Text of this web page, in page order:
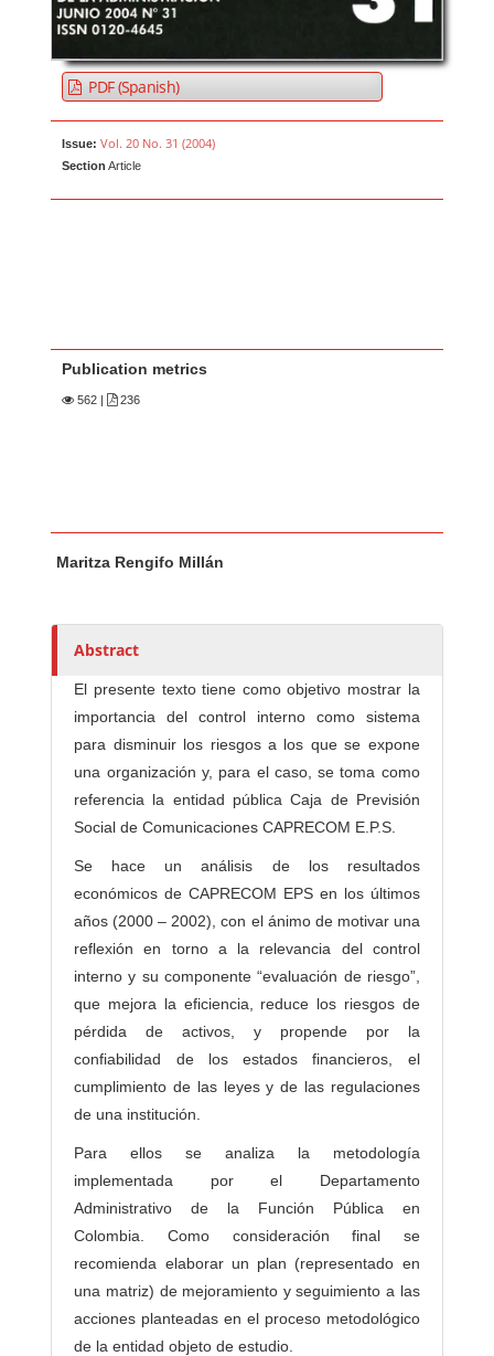
PDF (Spanish)
Issue: Vol. 20 No. 31 (2004)
Section Article
Publication metrics
562 | 236
u
h
r
Maritza Rengifo Millán
Abstract
El presente texto tiene como objetivo mostrar la
importancia del control interno como sistema
para disminuir los riesgos a los que se expone
una organización y, para el caso, se toma como
referencia la entidad pública Caja de Previsión
Social de Comunicaciones CAPRECOM E.P.S.
Se hace un análisis de los resultados
económicos de CAPRECOM EPS en los últimos
años (2000 – 2002), con el ánimo de motivar una
reflexión en torno a la relevancia del control
interno y su componente “evaluación de riesgo”,
que mejora la eficiencia, reduce los riesgos de
pérdida de activos, y propende por la
confiabilidad de los estados financieros, el
cumplimiento de las leyes y de las regulaciones
de una institución.
Para ellos se analiza la metodología
implementada por el Departamento
Administrativo de la Función Pública en
Colombia. Como consideración final se
recomienda elaborar un plan (representado en
una matriz) de mejoramiento y seguimiento a las
acciones planteadas en el proceso metodológico
de la entidad objeto de estudio.